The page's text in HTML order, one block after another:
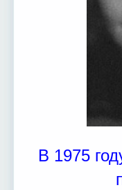
В 1975